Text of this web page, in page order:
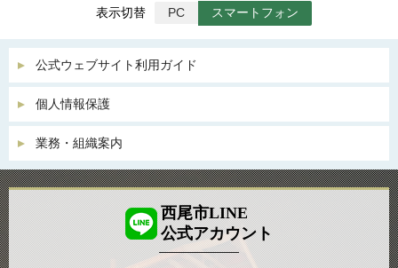
表示切替 PC スマートフォン
公式ウェブサイト利用ガイド
個人情報保護
業務・組織案内
西尾市LINE
公式アカウント